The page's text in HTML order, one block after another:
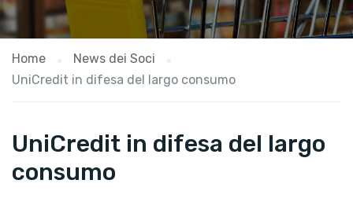
Home
News dei Soci
UniCredit in difesa del largo consumo
UniCredit in difesa del largo
consumo